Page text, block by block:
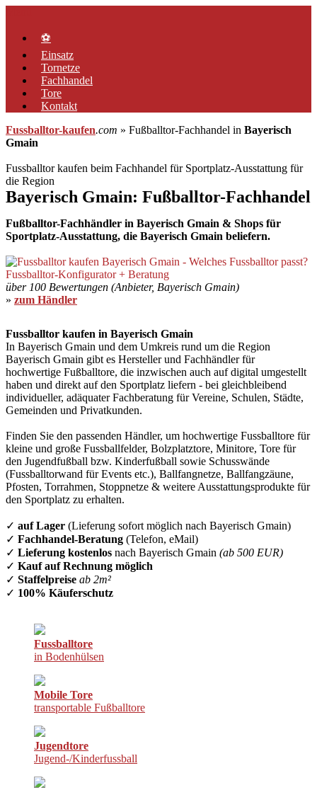
springen⚽
Einsatz
Tornetze
Fachhandel
Tore
Kontakt
Fussballtor-kaufen.com » Fußballtor-Fachhandel in Bayerisch
Gmain
Fussballtor kaufen beim Fachhandel für Sportplatz-Ausstattung für
die Region
Bayerisch Gmain: Fußballtor-Fachhandel
Fußballtor-Fachhändler in Bayerisch Gmain & Shops für
Sportplatz-Ausstattung, die Bayerisch Gmain beliefern.
über 100 Bewertungen (Anbieter, Bayerisch Gmain)
» zum Händler
Fussballtor kaufen in Bayerisch Gmain
In Bayerisch Gmain und dem Umkreis rund um die Region
Bayerisch Gmain gibt es Hersteller und Fachhändler für
hochwertige Fußballtore, die inzwischen auch auf digital umgestellt
haben und direkt auf den Sportplatz liefern - bei gleichbleibend
individueller, adäquater Fachberatung für Vereine, Schulen, Städte,
Gemeinden und Privatkunden.
Finden Sie den passenden Händler, um hochwertige Fussballtore für
kleine und große Fussballfelder, Bolzplatztore, Minitore, Tore für
den Jugendfußball bzw. Kinderfußball sowie Schusswände
(Fussballtorwand für Events etc.), Ballfangnetze, Ballfangzäune,
Pfosten, Torrahmen, Stoppnetze & weitere Ausstattungsprodukte für
den Sportplatz zu erhalten.
✓ auf Lager (Lieferung sofort möglich nach Bayerisch Gmain)
✓ Fachhandel-Beratung (Telefon, eMail)
✓ Lieferung kostenlos nach Bayerisch Gmain (ab 500 EUR)
✓ Kauf auf Rechnung möglich
✓ Staffelpreise ab 2m²
✓ 100% Käuferschutz
Fussballtore
in Bodenhülsen
Mobile Tore
transportable Fußballtore
Jugendtore
Jugend-/Kinderfussball